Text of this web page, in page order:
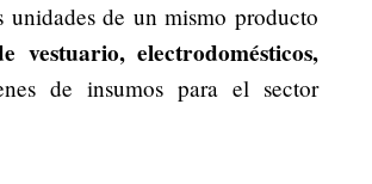
de un mismo producto
electrodomésticos,
de insumos para el sector